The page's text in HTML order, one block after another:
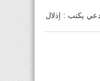
يكتب : إذلال